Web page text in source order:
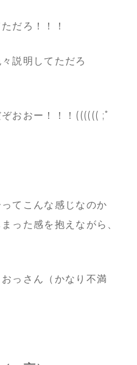
だろ！！！
説明してただろ
おおー！！！(((((( ;ﾟ
てこんな感じなのか
った感を抱えながら、
っさん（かなり不満